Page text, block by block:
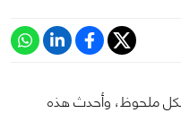
ملحوظ، وأحدث هذه